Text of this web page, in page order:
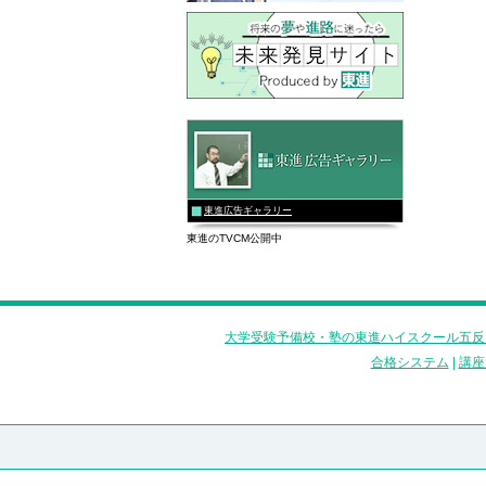
東進広告ギャラリー
東進のTVCM公開中
大学受験予備校・塾の東進ハイスクール五
合格システム
講